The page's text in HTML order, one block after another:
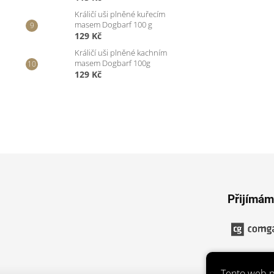
Králičí uši plněné kuřecím
masem Dogbarf 100 g
129 Kč
Králičí uši plněné kachním
masem Dogbarf 100g
129 Kč